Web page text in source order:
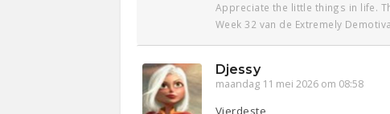
Appreciate the little things in life.
Week 32 van de Extremely
Djessy
maandag 11 mei 2026 om 08:58
Vierdeste